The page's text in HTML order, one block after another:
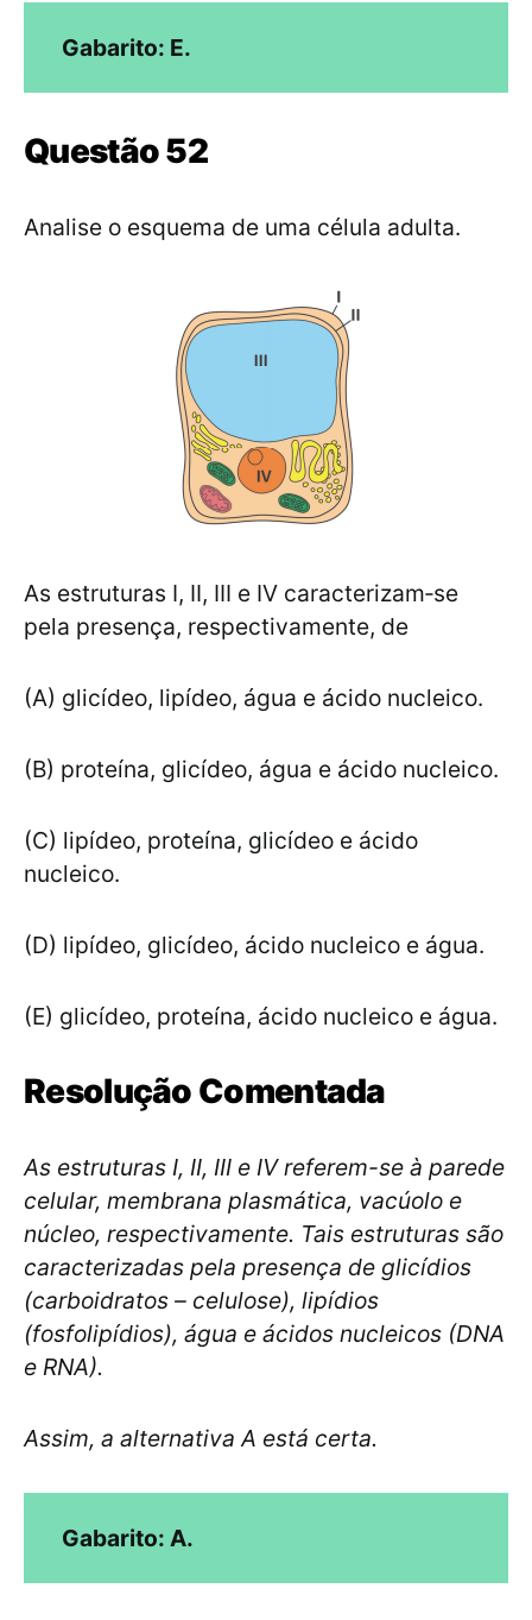
Gabarito: E.
Questão 52
Analise o esquema de uma célula adulta.
As estruturas I, II, III e IV caracterizam‐se
pela presença, respectivamente, de
(A) glicídeo, lipídeo, água e ácido nucleico.
(B) proteína, glicídeo, água e ácido nucleico.
(C) lipídeo, proteína, glicídeo e ácido
nucleico.
(D) lipídeo, glicídeo, ácido nucleico e água.
(E) glicídeo, proteína, ácido nucleico e água.
Resolução Comentada
As estruturas I, II, III e IV referem-se à parede
celular, membrana plasmática, vacúolo e
núcleo, respectivamente. Tais estruturas são
caracterizadas pela presença de glicídios
(carboidratos – celulose), lipídios
(fosfolipídios), água e ácidos nucleicos (DNA
e RNA).
Assim, a alternativa A está certa.
Gabarito: A.